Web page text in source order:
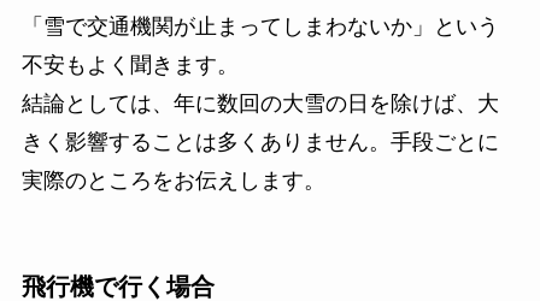
「雪で交通機関が止まってしまわないか」という
不安もよく聞きます。
結論としては、年に数回の大雪の日を除けば、大
きく影響することは多くありません。手段ごとに
実際のところをお伝えします。
飛行機で行く場合